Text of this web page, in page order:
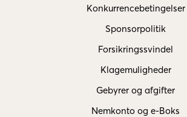
Konkurrencebetingelser
Sponsorpolitik
Forsikringssvindel
Klagemuligheder
Gebyrer og afgifter
Nemkonto og e-Boks